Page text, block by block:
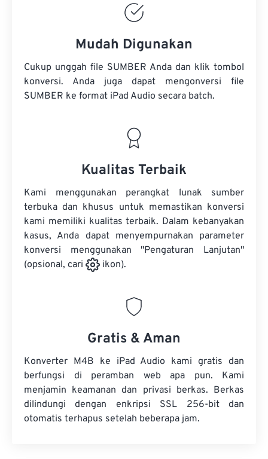
Mudah Digunakan
Cukup unggah file SUMBER Anda dan klik tombol
konversi. Anda juga dapat mengonversi file
SUMBER ke format iPad Audio secara batch.
Kualitas Terbaik
Kami menggunakan perangkat lunak sumber
terbuka dan khusus untuk memastikan konversi
kami memiliki kualitas terbaik. Dalam kebanyakan
kasus, Anda dapat menyempurnakan parameter
konversi menggunakan "Pengaturan Lanjutan"
(opsional, cari
ikon).
Gratis & Aman
Konverter M4B ke iPad Audio kami gratis dan
berfungsi di peramban web apa pun. Kami
menjamin keamanan dan privasi berkas. Berkas
dilindungi dengan enkripsi SSL 256-bit dan
otomatis terhapus setelah beberapa jam.